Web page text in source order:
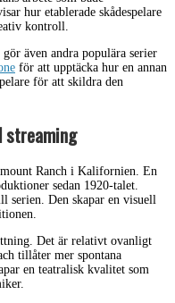
hur etablerade skådespelare
kontroll.
även andra populära serier
för att upptäcka hur en annan
för att skildra den
streaming
Ranch i Kalifornien. En
sedan 1920-talet.
serien. Den skapar en visuell
Det är relativt ovanligt
tillåter mer spontana
en teatralisk kvalitet som